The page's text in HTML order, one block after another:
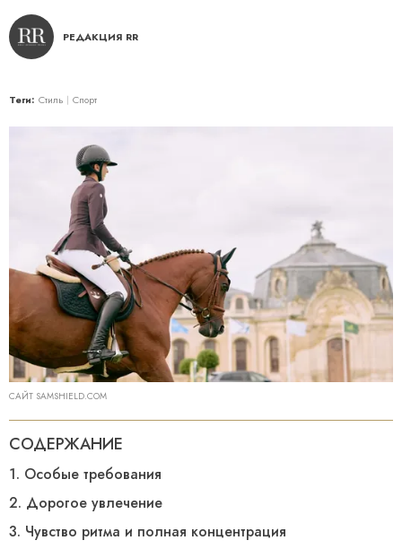
РЕДАКЦИЯ RR
Теги: Стиль Спорт
САЙТ SAMSHIELD.COM
СОДЕРЖАНИЕ
1. Особые требования
2. Дорогое увлечение
3. Чувство ритма и полная концентрация